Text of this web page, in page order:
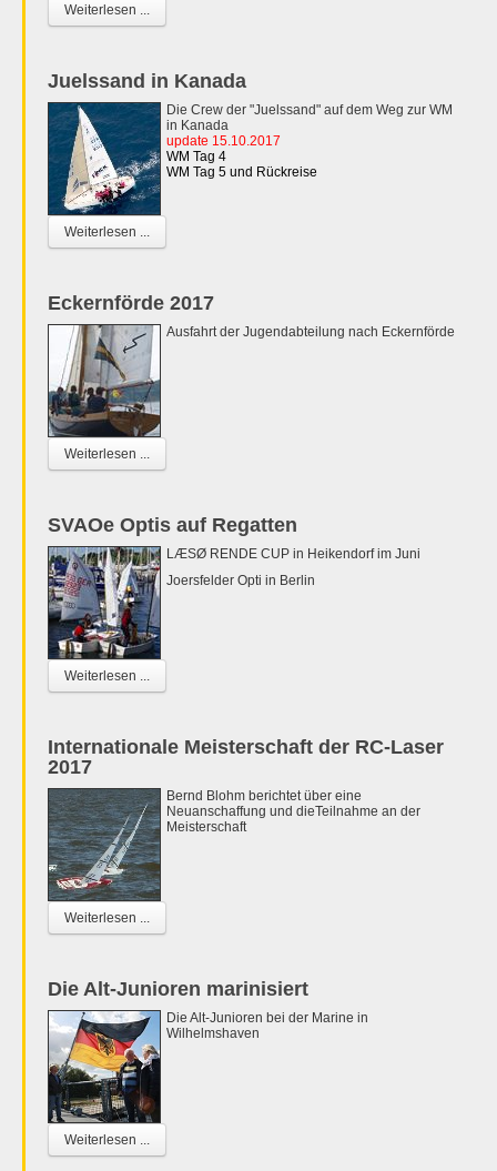
Weiterlesen ...
Juelssand in Kanada
Die Crew der "Juelssand" auf dem Weg zur WM
in Kanada
update 15.10.2017
WM Tag 4
WM Tag 5 und Rückreise
Weiterlesen ...
Eckernförde 2017
Ausfahrt der Jugendabteilung nach Eckernförde
Weiterlesen ...
SVAOe Optis auf Regatten
LÆSØ RENDE CUP in Heikendorf im Juni
Joersfelder Opti in Berlin
Weiterlesen ...
Internationale Meisterschaft der RC-Laser
2017
Bernd Blohm berichtet über eine
Neuanschaffung und dieTeilnahme an der
Meisterschaft
Weiterlesen ...
Die Alt-Junioren marinisiert
Die Alt-Junioren bei der Marine in
Wilhelmshaven
Weiterlesen ...